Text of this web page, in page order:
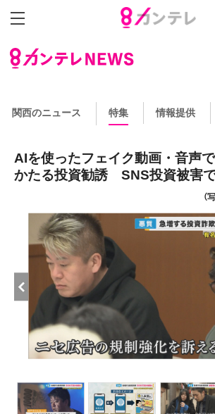
関西のニュース 特集 情報提供
AIを使ったフェイク動画・音声
かたる投資勧誘 SNS投資被害
（